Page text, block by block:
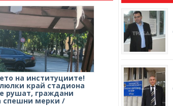
на институциите!
край стадиона
рушат, граждани
спешни мерки /